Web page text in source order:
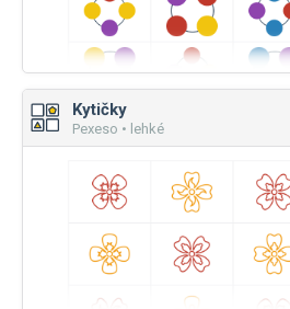
Kytičky
Pexeso • lehké